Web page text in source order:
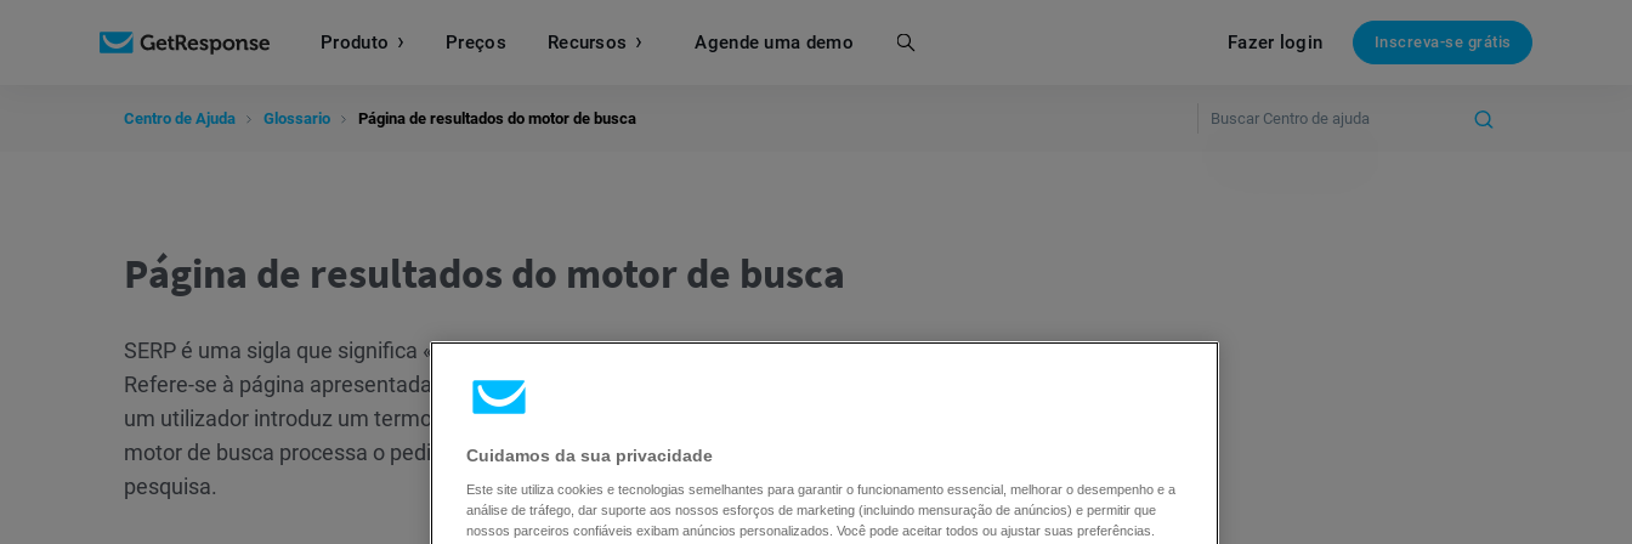
Produto Preços Recursos Agende uma demo
Busca Fazer login Inscreva-se grátis
Centro de Ajuda Glossario Página de resultados do motor de busca
Página de resultados do motor de busca
SERP é uma sigla que significa «Search Engine Results Page» (Página de Resultados do Motor de Busca).
Refere-se à página apresentada por um motor de busca em resposta à pesquisa de um utilizador. Quando
um utilizador introduz um termo ou frase de pesquisa num motor de busca, como o Google ou o Bing, o
motor de busca processa o pedido e gera uma lista de páginas web relevantes que correspondem à
pesquisa.
Cuidamos da sua privacidade
Este site utiliza cookies e tecnologias semelhantes para garantir o funcionamento essencial, melhorar o desempenho e a
análise de tráfego, dar suporte aos nossos esforços de marketing (incluindo mensuração de anúncios) e permitir que
nossos parceiros confiáveis exibam anúncios personalizados. Você pode aceitar todos ou ajustar suas preferências.